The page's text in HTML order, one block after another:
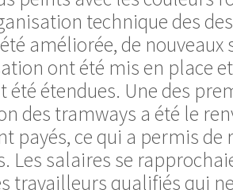
technique des
améliorée, de nouveaux
ont été mis en place
été étendues. Une des
des tramways a été le
payés, ce qui a permis
Les salaires se
travailleurs qualifiés qui